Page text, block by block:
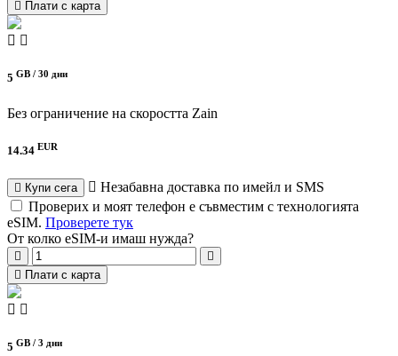
Плати с карта
5 GB / 30 дни
Без ограничение на скоростта Zain
14.34 EUR
Купи сега
Незабавна доставка по имейл и SMS
Проверих и моят телефон е съвместим с технологията
eSIM. Проверете тук
От колко eSIM-и имаш нужда?
Плати с карта
5 GB / 3 дни